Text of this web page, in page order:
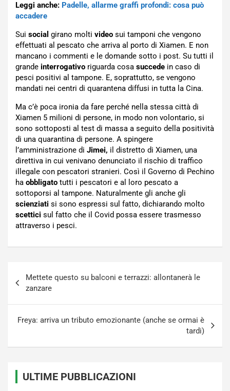
Leggi anche: Padelle, allarme graffi profondi: cosa può
accadere
Sui social girano molti video sui tamponi che vengono
effettuati al pescato che arriva al porto di Xiamen. E non
mancano i commenti e le domande sotto i post. Su tutti il
grande interrogativo riguarda cosa succede in caso di
pesci positivi al tampone. E, soprattutto, se vengono
mandati nei centri di quarantena diffusi in tutta la Cina.
Ma c’è poca ironia da fare perché nella stessa città di
Xiamen 5 milioni di persone, in modo non volontario, si
sono sottoposti al test di massa a seguito della positività
di una quarantina di persone. A spingere
l’amministrazione di Jimei, il distretto di Xiamen, una
direttiva in cui venivano denunciato il rischio di traffico
illegale con pescatori stranieri. Così il Governo di Pechino
ha obbligato tutti i pescatori e al loro pescato a
sottoporsi al tampone. Naturalmente gli anche gli
scienziati si sono espressi sul fatto, dichiarando molto
scettici sul fatto che il Covid possa essere trasmesso
attraverso i pesci.
articoli
Mettete questo su balconi e terrazzi: allontanerà le
zanzare
Freya: arriva un tributo emozionante (anche se ormai è
tardi)
ULTIME PUBBLICAZIONI